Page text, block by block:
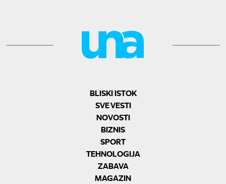
BLISKI ISTOK
SVE VESTI
NOVOSTI
BIZNIS
SPORT
TEHNOLOGIJA
ZABAVA
MAGAZIN